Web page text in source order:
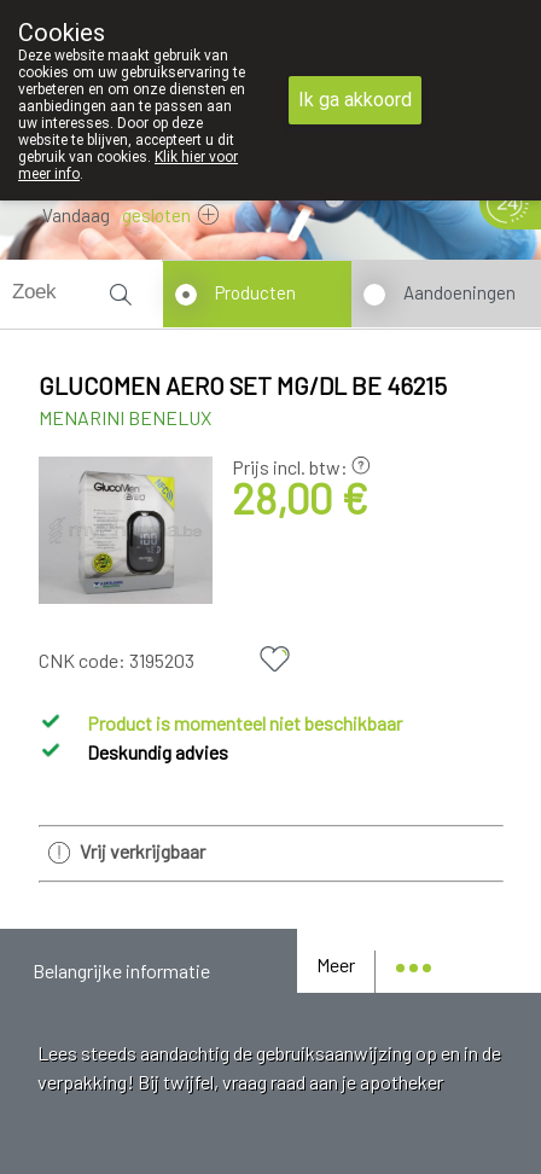
Vandaag gesloten
Producten Aandoeningen
GLUCOMEN AERO SET MG/DL BE 46215
MENARINI BENELUX
Prijs incl. btw:
28,00 €
CNK code: 3195203
Product is momenteel niet beschikbaar
Deskundig advies
Vrij verkrijgbaar
Meer
Belangrijke informatie
Lees steeds aandachtig de gebruiksaanwijzing op en in de
verpakking! Bij twijfel, vraag raad aan je apotheker
Cookies
Deze website maakt gebruik van
cookies om uw gebruikservaring te
verbeteren en om onze diensten en
aanbiedingen aan te passen aan
uw interesses. Door op deze
website te blijven, accepteert u dit
gebruik van cookies. Klik hier voor
meer info.
Ik ga akkoord